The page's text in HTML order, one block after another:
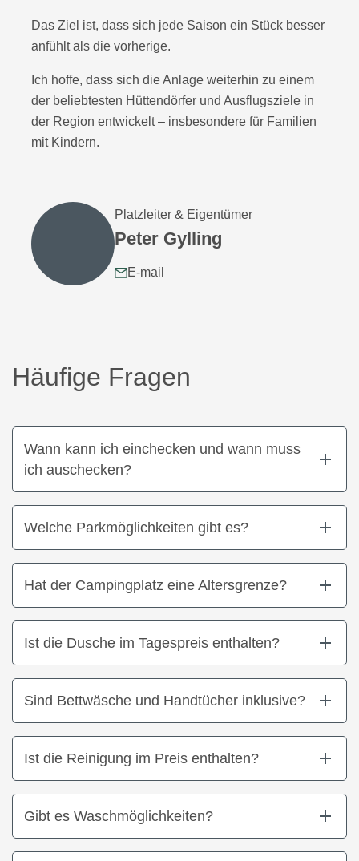
Das Ziel ist, dass sich jede Saison ein Stück besser
anfühlt als die vorherige.
Ich hoffe, dass sich die Anlage weiterhin zu einem
der beliebtesten Hüttendörfer und Ausflugsziele in
der Region entwickelt – insbesondere für Familien
mit Kindern.
Platzleiter & Eigentümer
Peter Gylling
E-mail
Häufige Fragen
Wann kann ich einchecken und wann muss
ich auschecken?
Welche Parkmöglichkeiten gibt es?
Hat der Campingplatz eine Altersgrenze?
Ist die Dusche im Tagespreis enthalten?
Sind Bettwäsche und Handtücher inklusive?
Ist die Reinigung im Preis enthalten?
Gibt es Waschmöglichkeiten?